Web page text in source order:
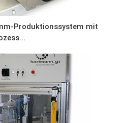
Produktionssystem mit